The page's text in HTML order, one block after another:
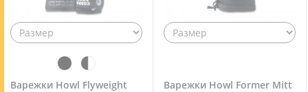
Варежки Howl Flyweight
Варежки Howl Former Mitt